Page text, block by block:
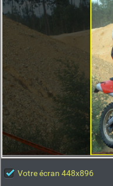
Votre écran 448x896